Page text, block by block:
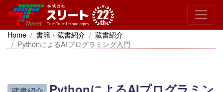
Home 書籍・蔵書紹介
蔵書紹介
PythonによるAIプログラミング入門